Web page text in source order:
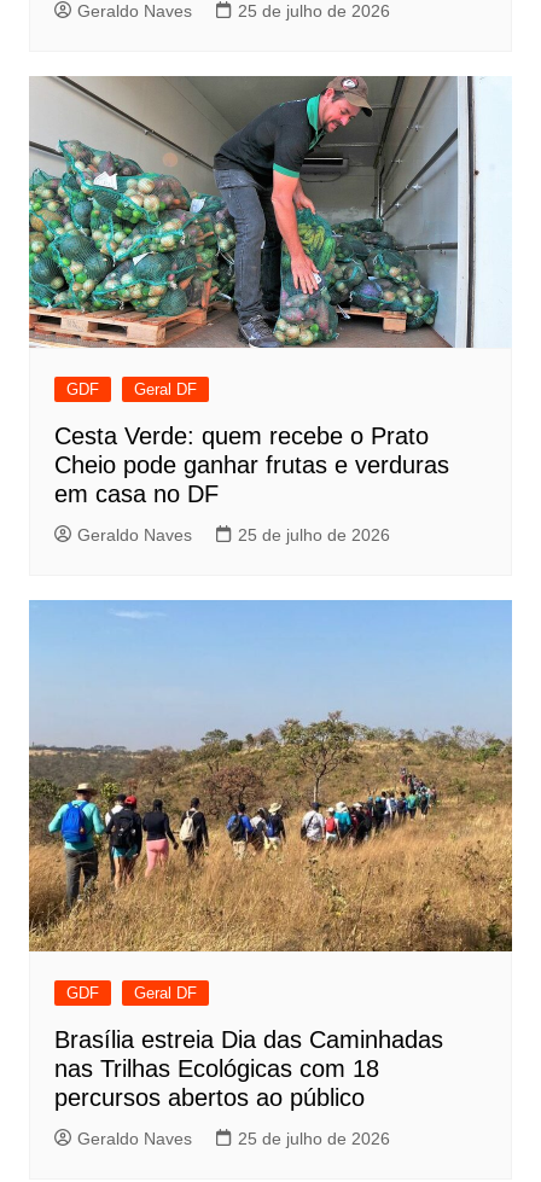
Geraldo Naves 25 de julho de 2026
GDF Geral DF
Cesta Verde: quem recebe o Prato
Cheio pode ganhar frutas e verduras
em casa no DF
Geraldo Naves 25 de julho de 2026
GDF Geral DF
Brasília estreia Dia das Caminhadas
nas Trilhas Ecológicas com 18
percursos abertos ao público
Geraldo Naves 25 de julho de 2026